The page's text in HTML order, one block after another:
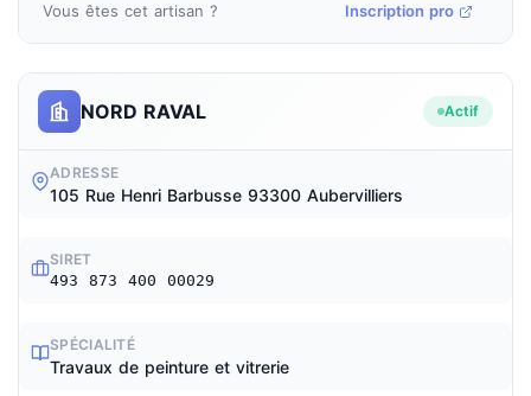
Vous êtes cet artisan ? Inscription pro
NORD RAVAL Actif
ADRESSE
105 Rue Henri Barbusse 93300 Aubervilliers
SIRET
493 873 400 00029
SPÉCIALITÉ
Travaux de peinture et vitrerie